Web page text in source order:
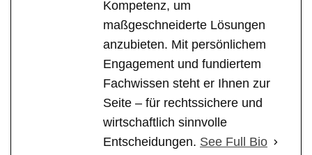
Kompetenz, um
maßgeschneiderte Lösungen
anzubieten. Mit persönlichem
Engagement und fundiertem
Fachwissen steht er Ihnen zur
Seite – für rechtssichere und
wirtschaftlich sinnvolle
Entscheidungen. See Full Bio